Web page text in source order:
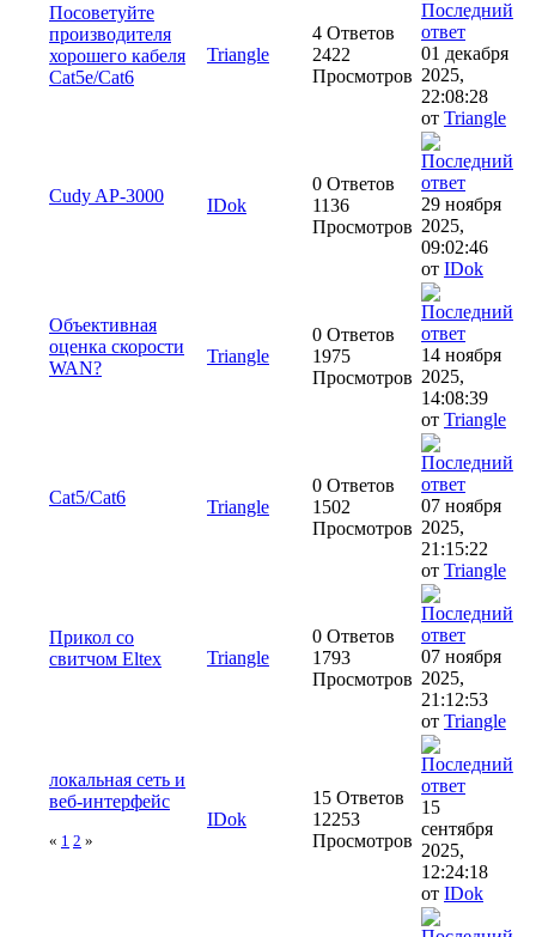
Посоветуйте
производителя
хорошего кабеля
Cat5e/Cat6
Triangle
4 Ответов
2422
Просмотров
01 декабря
2025,
22:08:28
от Triangle
Cudy AP-3000 IDok
0 Ответов
1136
Просмотров
29 ноября
2025,
09:02:46
от IDok
Объективная
оценка скорости
WAN?
Triangle
0 Ответов
1975
Просмотров
14 ноября
2025,
14:08:39
от Triangle
Cat5/Cat6 Triangle
0 Ответов
1502
Просмотров
07 ноября
2025,
21:15:22
от Triangle
Прикол со
свитчом Eltex
Triangle
0 Ответов
1793
Просмотров
07 ноября
2025,
21:12:53
от Triangle
локальная сеть и
веб-интерфейс
« 1 2 »
IDok
15 Ответов
12253
Просмотров
15
сентября
2025,
12:24:18
от IDok